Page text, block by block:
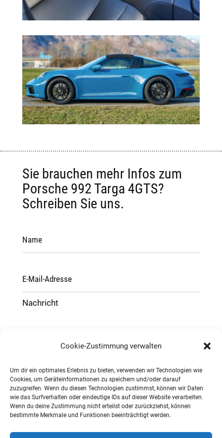
Cookie-Zustimmung verwalten
Um dir ein optimales Erlebnis zu bieten, verwenden wir Technologien wie
Cookies, um Geräteinformationen zu speichern und/oder darauf
zuzugreifen. Wenn du diesen Technologien zustimmst, können wir Daten
wie das Surfverhalten oder eindeutige IDs auf dieser Website verarbeiten.
Wenn du deine Zustimmung nicht erteilst oder zurückziehst, können
bestimmte Merkmale und Funktionen beeinträchtigt werden.
Sie brauchen mehr Infos zum
Porsche 992 Targa 4GTS?
Schreiben Sie uns.
Ich habe die Datenschutzerklärung gelesen
5 + 14= Senden